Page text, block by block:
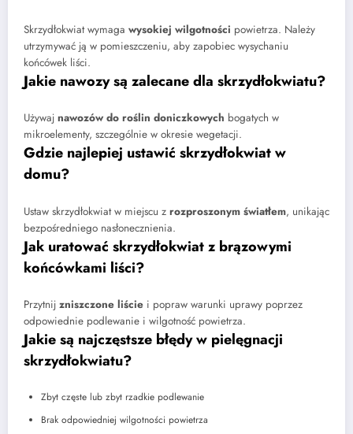
Skrzydłokwiat wymaga wysokiej wilgotności powietrza. Należy
utrzymywać ją w pomieszczeniu, aby zapobiec wysychaniu
końcówek liści.
Jakie nawozy są zalecane dla skrzydłokwiatu?
Używaj nawozów do roślin doniczkowych bogatych w
mikroelementy, szczególnie w okresie wegetacji.
Gdzie najlepiej ustawić skrzydłokwiat w
domu?
Ustaw skrzydłokwiat w miejscu z rozproszonym światłem, unikając
bezpośredniego nasłonecznienia.
Jak uratować skrzydłokwiat z brązowymi
końcówkami liści?
Przytnij zniszczone liście i popraw warunki uprawy poprzez
odpowiednie podlewanie i wilgotność powietrza.
Jakie są najczęstsze błędy w pielęgnacji
skrzydłokwiatu?
Zbyt częste lub zbyt rzadkie podlewanie
Brak odpowiedniej wilgotności powietrza